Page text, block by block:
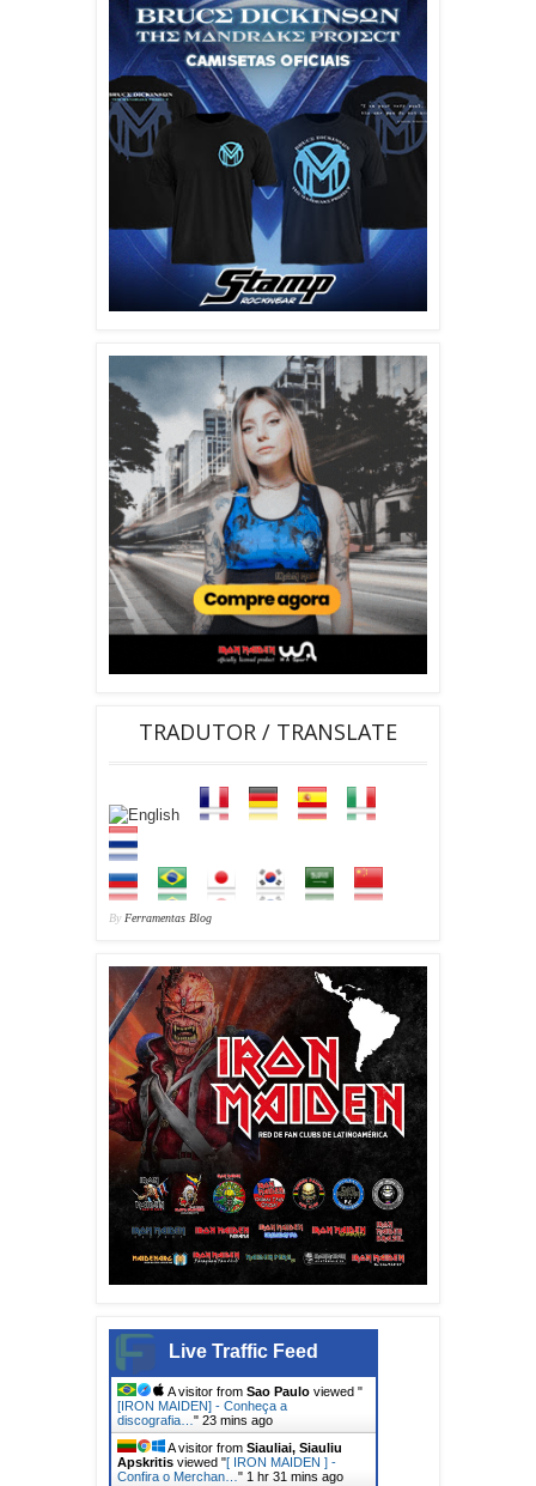
TRADUTOR / TRANSLATE
By Ferramentas Blog
Live Traffic Feed
A visitor from Sao Paulo viewed "
[IRON MAIDEN] - Conheça a
discografia… " 23 mins ago
A visitor from Siauliai, Siauliu
Apskritis viewed "[ IRON MAIDEN ] -
Confira o Merchan… " 1 hr 31 mins ago